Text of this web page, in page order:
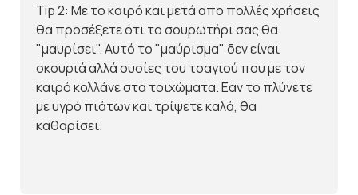
Tip 2: Με το καιρό και μετά απο πολλές χρήσεις
θα προσέξετε ότι το σουρωτήρι σας θα
"μαυρίσει". Αυτό το "μαύρισμα" δεν είναι
σκουριά αλλά ουσίες του τσαγιού που με τον
καιρό κολλάνε στα τοιχώματα. Εαν το πλύνετε
με υγρό πιάτων και τρίψετε καλά, θα
καθαρίσει.